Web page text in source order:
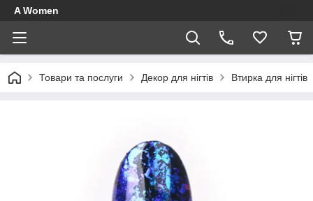
A Women
Товари та послуги Декор для нігтів Втирка для нігтів